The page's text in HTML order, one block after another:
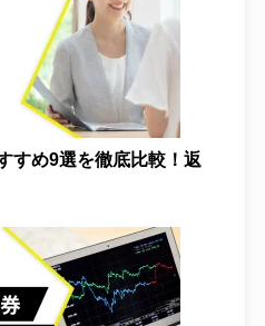
すめ9選を徹底比較！返